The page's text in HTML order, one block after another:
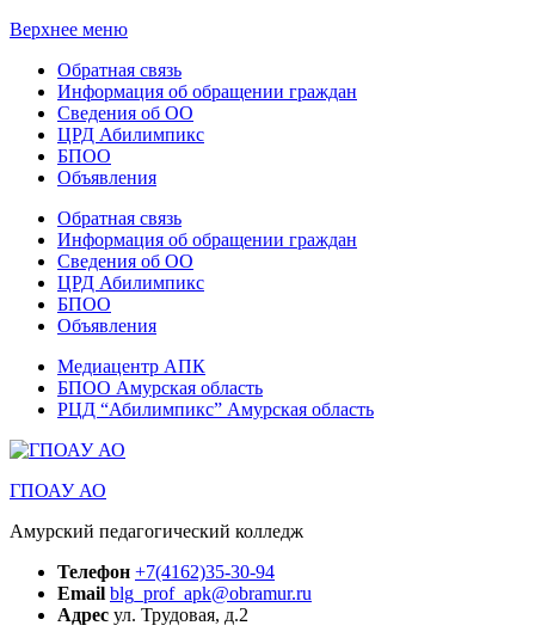
Верхнее меню
Обратная связь
Информация об обращении граждан
Сведения об ОО
ЦРД Абилимпикс
БПОО
Объявления
Обратная связь
Информация об обращении граждан
Сведения об ОО
ЦРД Абилимпикс
БПОО
Объявления
Медиацентр АПК
БПОО Амурская область
РЦД “Абилимпикс” Амурская область
ГПОАУ АО
Амурский педагогический колледж
Телефон +7(4162)35-30-94
Email blg_prof_apk@obramur.ru
Адрес ул. Трудовая, д.2